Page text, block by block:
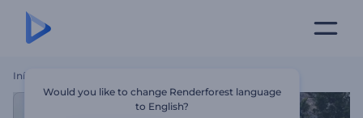
Início
Would you like to change Renderforest language
to English?